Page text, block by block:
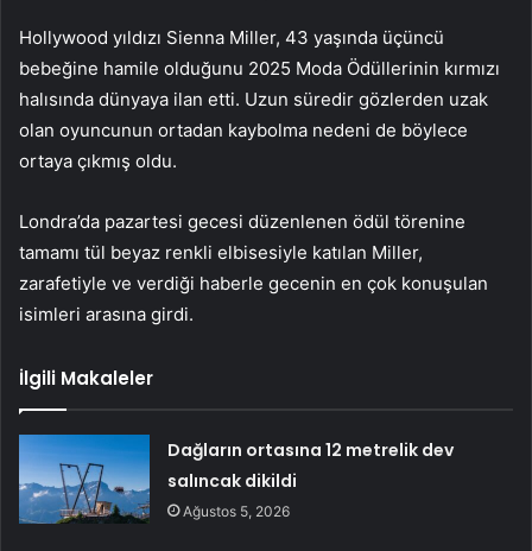
Hollywood yıldızı Sienna Miller, 43 yaşında üçüncü
bebeğine hamile olduğunu 2025 Moda Ödüllerinin kırmızı
halısında dünyaya ilan etti. Uzun süredir gözlerden uzak
olan oyuncunun ortadan kaybolma nedeni de böylece
ortaya çıkmış oldu.
Londra’da pazartesi gecesi düzenlenen ödül törenine
tamamı tül beyaz renkli elbisesiyle katılan Miller,
zarafetiyle ve verdiği haberle gecenin en çok konuşulan
isimleri arasına girdi.
İlgili Makaleler
Dağların ortasına 12 metrelik dev
salıncak dikildi
Ağustos 5, 2026